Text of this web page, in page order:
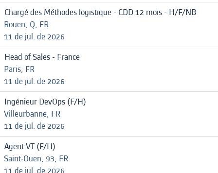
Chargé des Méthodes logistique - CDD 12 mois - H/F/NB
Rouen, Q, FR
11 de jul. de 2026
Head of Sales - France
Paris, FR
11 de jul. de 2026
Ingénieur DevOps (F/H)
Villeurbanne, FR
11 de jul. de 2026
Agent VT (F/H)
Saint-Ouen, 93, FR